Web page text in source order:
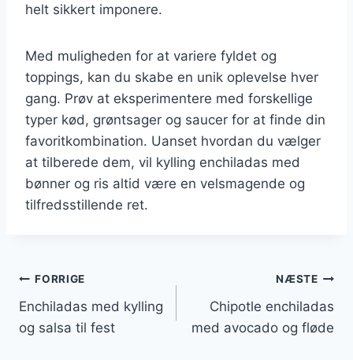
helt sikkert imponere.
Med muligheden for at variere fyldet og
toppings, kan du skabe en unik oplevelse hver
gang. Prøv at eksperimentere med forskellige
typer kød, grøntsager og saucer for at finde din
favoritkombination. Uanset hvordan du vælger
at tilberede dem, vil kylling enchiladas med
bønner og ris altid være en velsmagende og
tilfredsstillende ret.
Indlægsnavigation
FORRIGE
Enchiladas med kylling
og salsa til fest
NÆSTE
Chipotle enchiladas
med avocado og fløde